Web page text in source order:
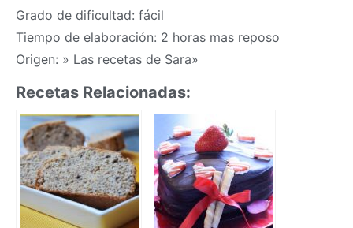
Grado de dificultad: fácil
Tiempo de elaboración: 2 horas mas reposo
Origen: » Las recetas de Sara»
Recetas Relacionadas: